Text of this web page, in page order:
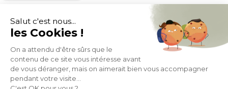
MOYENS DE PAIEMENT